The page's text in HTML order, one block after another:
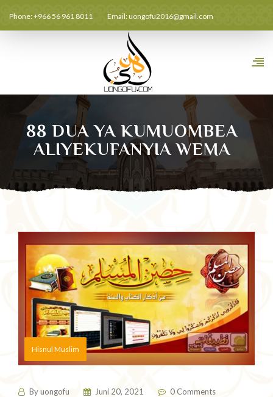
Phone: +966 56 961 8011 Email:uongofu2016@gmail.com
88 DUA YA KUMUOMBEA
ALIYEKUFANYIA WEMA
Hisnul Muslim
Byuongofu Juni 20, 2021 0 Comments